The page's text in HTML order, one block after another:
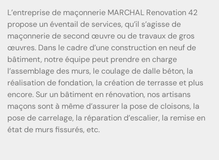
L’entreprise de maçonnerie MARCHAL Renovation 42
propose un éventail de services, qu’il s’agisse de
maçonnerie de second œuvre ou de travaux de gros
œuvres. Dans le cadre d’une construction en neuf de
bâtiment, notre équipe peut prendre en charge
l’assemblage des murs, le coulage de dalle béton, la
réalisation de fondation, la création de terrasse et plus
encore. Sur un bâtiment en rénovation, nos artisans
maçons sont à même d’assurer la pose de cloisons, la
pose de carrelage, la réparation d’escalier, la remise en
état de murs fissurés, etc.